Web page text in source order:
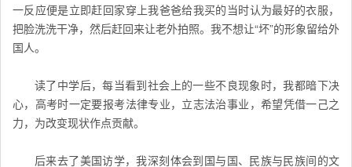
一反应便是立即赶回家穿上我爸爸给我买的当时认为最好的衣服，
把脸洗洗干净，然后赶回来让老外拍照。我不想让“坏”的形象留给外
国人。
读了中学后，每当看到社会上的一些不良现象时，我都暗下决
心，高考时一定要报考法律专业，立志法治事业，希望凭借一己之
力，为改变现状作点贡献。
后来去了美国访学，我深刻体会到国与国、民族与民族间的文